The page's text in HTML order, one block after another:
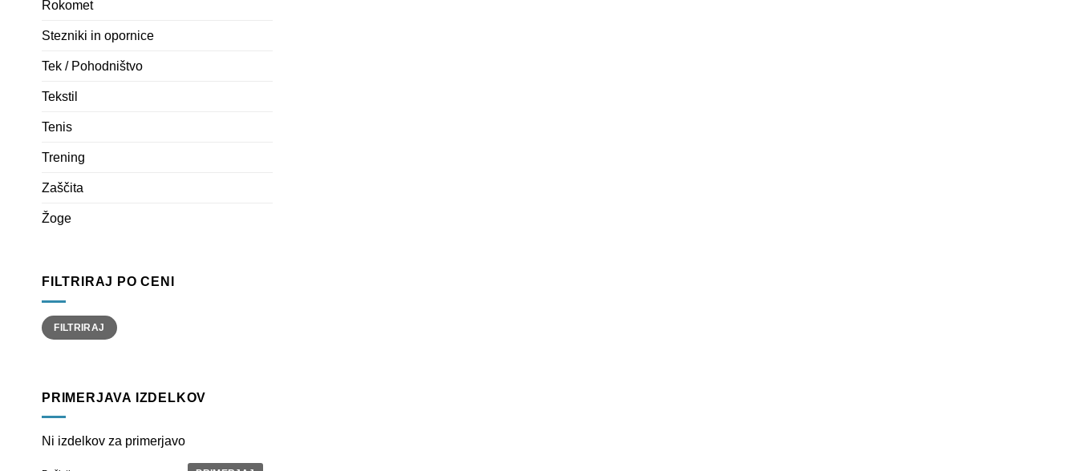
Rokomet
Stezniki in opornice
Tek / Pohodništvo
Tekstil
Tenis
Trening
Zaščita
Žoge
FILTRIRAJ PO CENI
Min
cena
Max
cenaFILTRIRAJ
PRIMERJAVA IZDELKOV
Ni izdelkov za primerjavo